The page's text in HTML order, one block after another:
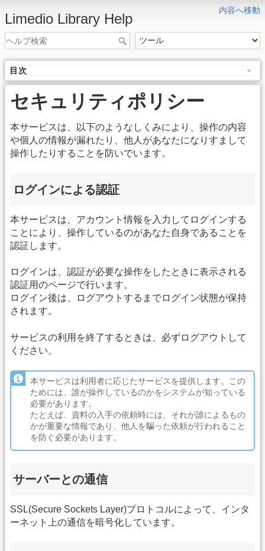
内容へ移動
Limedio Library Help
目次
セキュリティポリシー
本サービスは、以下のようなしくみにより、操作の内容
や個人の情報が漏れたり、他人があなたになりすまして
操作したりすることを防いでいます。
ログインによる認証
本サービスは、アカウント情報を入力してログインする
ことにより、操作しているのがあなた自身であることを
認証します。
ログインは、認証が必要な操作をしたときに表示される
認証用のページで行います。
ログイン後は、ログアウトするまでログイン状態が保持
されます。
サービスの利用を終了するときは、必ずログアウトして
ください。
本サービスは利用者に応じたサービスを提供します。この
ためには、誰が操作しているのかをシステムが知っている
必要があります。
たとえば、資料の入手の依頼時には、それが誰によるもの
かが重要な情報であり、他人を騙った依頼が行われること
を防ぐ必要があります。
サーバーとの通信
SSL(Secure Sockets Layer)プロトコルによって、インタ
ーネット上の通信を暗号化しています。